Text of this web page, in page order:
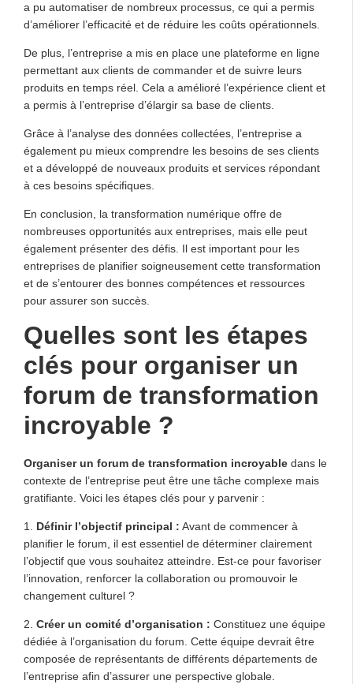
a pu automatiser de nombreux processus, ce qui a permis
d’améliorer l’efficacité et de réduire les coûts opérationnels.
De plus, l’entreprise a mis en place une plateforme en ligne
permettant aux clients de commander et de suivre leurs
produits en temps réel. Cela a amélioré l’expérience client et
a permis à l’entreprise d’élargir sa base de clients.
Grâce à l’analyse des données collectées, l’entreprise a
également pu mieux comprendre les besoins de ses clients
et a développé de nouveaux produits et services répondant
à ces besoins spécifiques.
En conclusion, la transformation numérique offre de
nombreuses opportunités aux entreprises, mais elle peut
également présenter des défis. Il est important pour les
entreprises de planifier soigneusement cette transformation
et de s’entourer des bonnes compétences et ressources
pour assurer son succès.
Quelles sont les étapes
clés pour organiser un
forum de transformation
incroyable ?
Organiser un forum de transformation incroyable dans le
contexte de l’entreprise peut être une tâche complexe mais
gratifiante. Voici les étapes clés pour y parvenir :
1. Définir l’objectif principal : Avant de commencer à
planifier le forum, il est essentiel de déterminer clairement
l’objectif que vous souhaitez atteindre. Est-ce pour favoriser
l’innovation, renforcer la collaboration ou promouvoir le
changement culturel ?
2. Créer un comité d’organisation : Constituez une équipe
dédiée à l’organisation du forum. Cette équipe devrait être
composée de représentants de différents départements de
l’entreprise afin d’assurer une perspective globale.